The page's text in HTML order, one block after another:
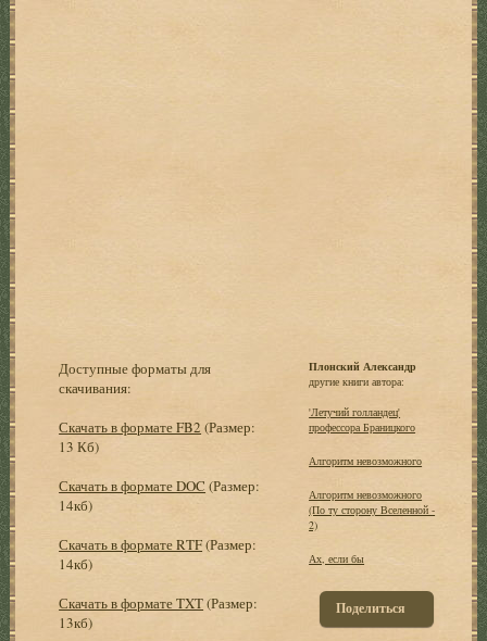
Доступные форматы для
скачивания:
Скачать в формате FB2 (Размер:
13 Кб)
Скачать в формате DOC (Размер:
14кб)
Скачать в формате RTF(Размер:
14кб)
Скачать в формате TXT(Размер:
13кб)
Плонский Александр
другие книги автора:
'Летучий голландец'
профессора Браницкого
Алгоритм невозможного
Алгоритм невозможного
(По ту сторону Вселенной -
2)
Ах, если бы
Поделиться